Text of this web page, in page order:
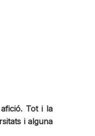
Tot i la
i alguna